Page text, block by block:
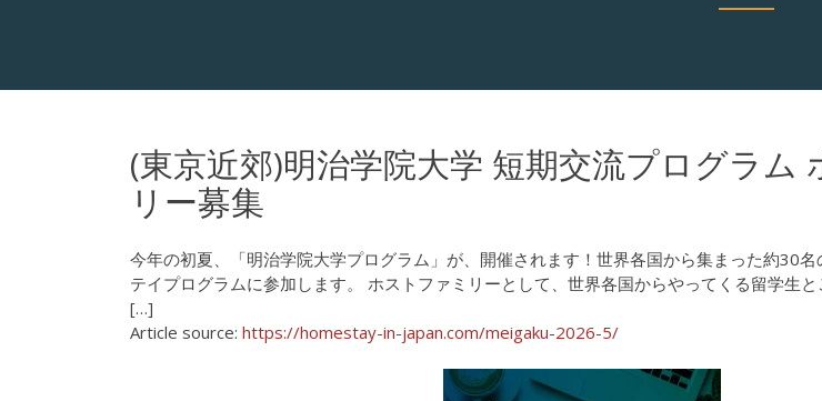
(東京近郊)明治学院大学 短期交流プログラム
リー募集
今年の初夏、「明治学院大学プログラム」が、開催されます！世界各国から集まった約30
テイプログラムに参加します。 ホストファミリーとして、世界各国からやってくる留学生
[…]
Article source: https://homestay-in-japan.com/meigaku-2026-5/